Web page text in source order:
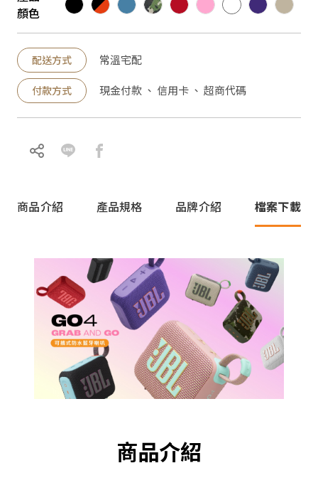
顏色
配送方式 常溫宅配
付款方式 現金付款 、 信用卡 、 超商代碼
商品介紹 產品規格 品牌介紹 檔案下載
商品介紹